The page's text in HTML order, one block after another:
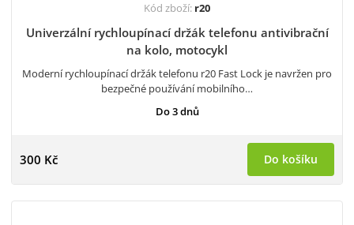
Kód zboží: r20
Univerzální rychloupínací držák telefonu antivibrační
na kolo, motocykl
Moderní rychloupínací držák telefonu r20 Fast Lock je navržen pro
bezpečné používání mobilního…
Do 3 dnů
300 Kč Do košíku